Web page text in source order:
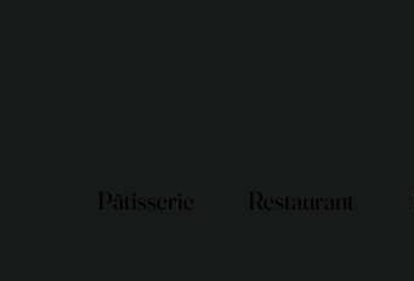
Pâtisserie Restaurant